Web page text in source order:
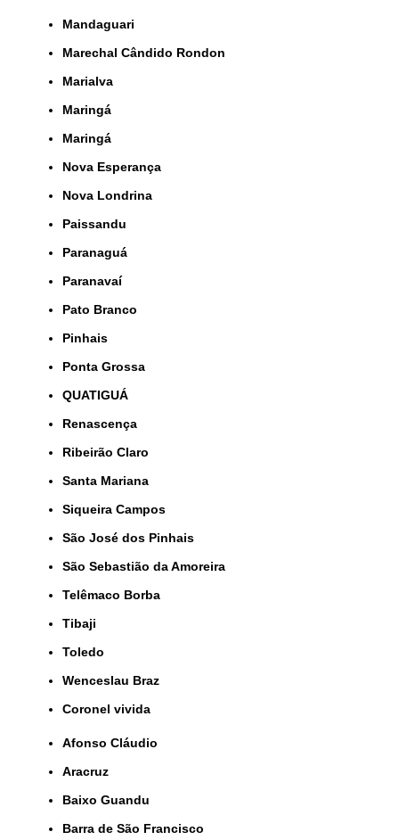
Mandaguari
Marechal Cândido Rondon
Marialva
Maringá
Maringá
Nova Esperança
Nova Londrina
Paissandu
Paranaguá
Paranavaí
Pato Branco
Pinhais
Ponta Grossa
QUATIGUÁ
Renascença
Ribeirão Claro
Santa Mariana
Siqueira Campos
São José dos Pinhais
São Sebastião da Amoreira
Telêmaco Borba
Tibaji
Toledo
Wenceslau Braz
coronel vivida
Afonso Cláudio
Aracruz
Baixo Guandu
Barra de São Francisco